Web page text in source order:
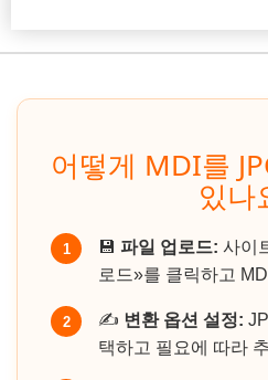
어떻게 MDI를
있나
1 💾 파일 업로드: 사이
로드»를 클릭하고
2 ✍️ 변환 옵션 설정:
택하고 필요에 따라